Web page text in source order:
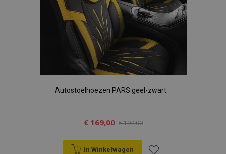
Autostoelhoezen PARS geel-zwart
€ 169,00 € 197,00
In Winkelwagen